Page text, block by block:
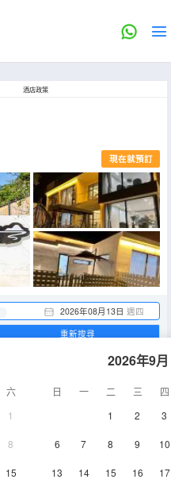
酒店政策
現在就預訂
2026年08月13日 週四
六
1
8
15
2026年9月
日 一 二 三
四
1
2 3
6 7 8 9 10
13 14 15 16 17
重新搜尋
空調